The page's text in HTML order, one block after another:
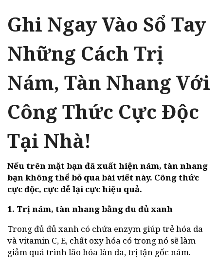
Ghi Ngay Vào Sổ Tay
Những Cách Trị
Nám, Tàn Nhang Với
Công Thức Cực Độc
Tại Nhà!
Nếu trên mặt bạn đã xuất hiện nám, tàn nhang
bạn không thể bỏ qua bài viết này. Công thức
cực độc, cực dễ lại cực hiệu quả.
1. Trị nám, tàn nhang bằng đu đủ xanh
Trong đủ đủ xanh có chứa enzym giúp trẻ hóa da
và vitamin C, E, chất oxy hóa có trong nó sẽ làm
giảm quá trình lão hóa làn da, trị tận gốc nám.